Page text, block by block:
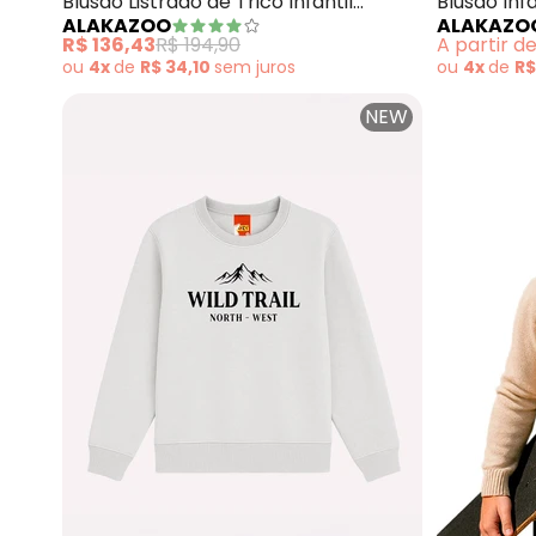
Menino (Verde)
ALAKAZOO
R$ 136,43R$ 194,90
ou 4xde R$ 34,10 sem juros
Listrado
A partir de
ou 4xde
NEW